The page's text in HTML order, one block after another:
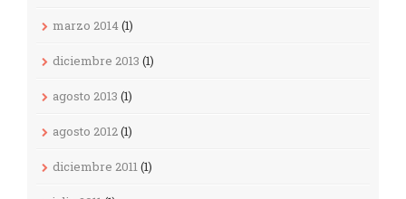
marzo 2014(1)
diciembre 2013 (1)
agosto 2013 (1)
agosto 2012(1)
diciembre 2011 (1)